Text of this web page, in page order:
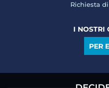
Richiesta
I NOSTRI
PER